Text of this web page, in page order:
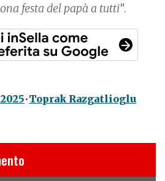
festa del papà a tutti”.
Toprak Razgatlioglu